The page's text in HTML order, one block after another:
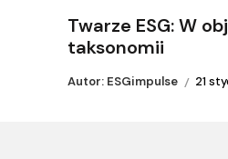
Twarze ESG: W
taksonomii
Autor: ESGimpulse 21